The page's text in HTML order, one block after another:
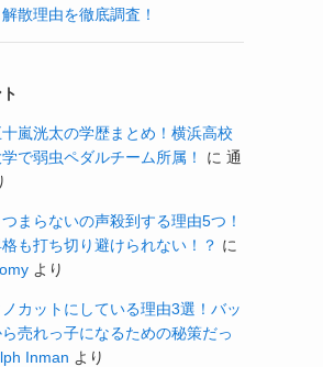
散理由を徹底調査！
十嵐洸太の学歴まとめ！横浜高校
で弱虫ペダルチーム所属！
に 通
つまらないの声殺到する理由5つ！
も打ち切り避けられない！？ に
より
カットにしている理由3選！バッ
売れっ子になるための秘策だっ
Inman より